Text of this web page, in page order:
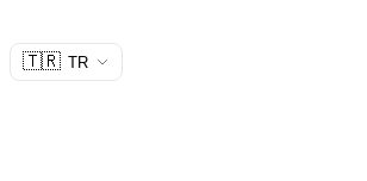
🇹🇷 TR